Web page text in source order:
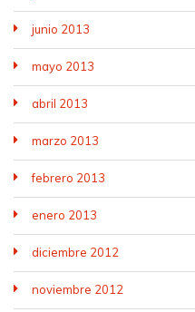
junio 2013
mayo 2013
abril 2013
marzo 2013
febrero 2013
enero 2013
diciembre 2012
noviembre 2012